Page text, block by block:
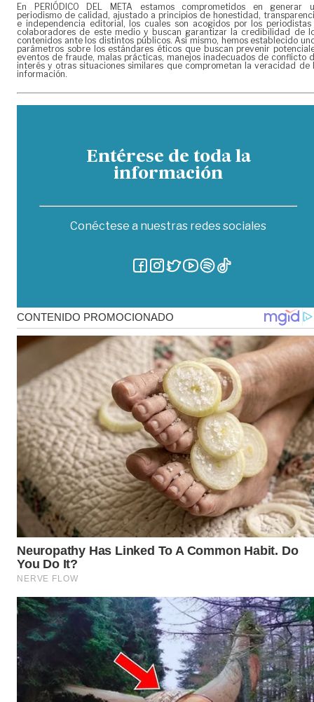
En PERIÓDICO DEL META estamos comprometidos en generar
periodismo de calidad, ajustado a principios de honestidad,
e independencia editorial, los cuales son acogidos por los periodistas
colaboradores de este medio y buscan garantizar la credibilidad de
contenidos ante los distintos públicos. Así mismo, hemos establecido
parámetros sobre los estándares éticos que buscan prevenir
eventos de fraude, malas prácticas, manejos inadecuados de conflicto
interés y otras situaciones similares que comprometan la veracidad de
información.
Entérese de toda la
información
Conéctese a nuestras redes sociales